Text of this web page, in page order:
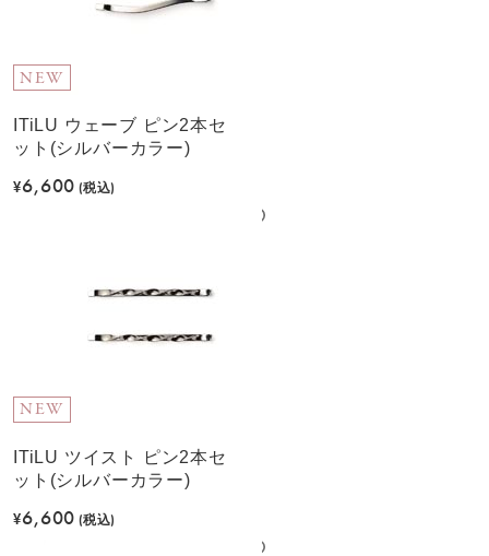
NEW
ITiLU ウェーブ ピン2本セ
ット(シルバーカラー)
¥6,600 (税込)
NEW
ITiLU ツイスト ピン2本セ
ット(シルバーカラー)
¥6,600 (税込)